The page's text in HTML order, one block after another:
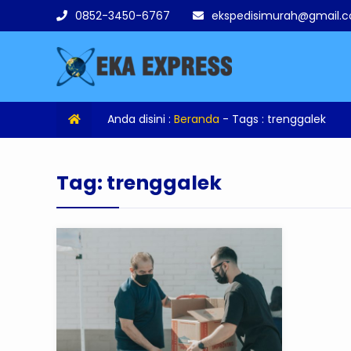
0852-3450-6767
Anda disini : Beranda - Tags : trenggalek
Tag: trenggalek